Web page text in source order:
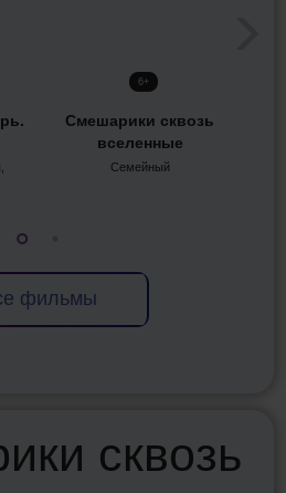
6+
Смешарики сквозь
вселенные
Семейный
фильмы
сквозь